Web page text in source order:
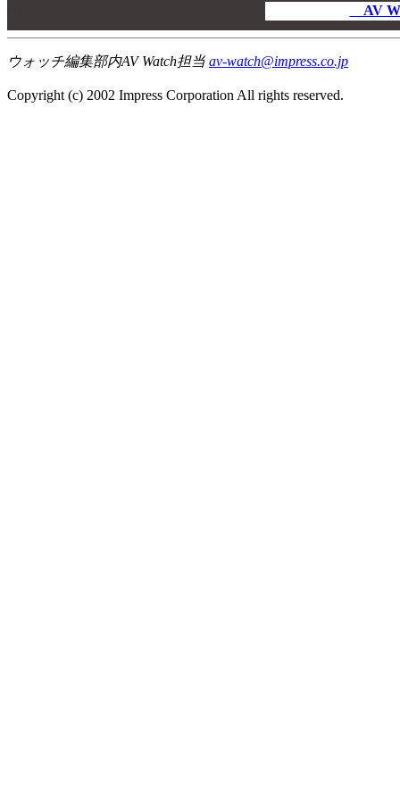
AV
ウォッチ編集部内AV Watch担当 av-watch@impress.co.jp
Copyright (c) 2002 Impress Corporation All rights reserved.